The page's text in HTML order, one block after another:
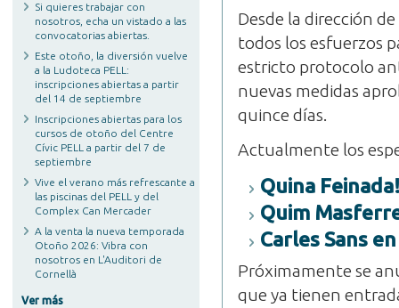
Si quieres trabajar con
nosotros, echa un vistado a las
convocatorias abiertas.
Este otoño, la diversión vuelve
a la Ludoteca PELL:
inscripciones abiertas a partir
del 14 de septiembre
Inscripciones abiertas para los
cursos de otoño del Centre
Cívic PELL a partir del 7 de
septiembre
Vive el verano más refrescante a
las piscinas del PELL y del
Complex Can Mercader
A la venta la nueva temporada
Otoño 2026: Vibra con
nosotros en L'Auditori de
Cornellà
Ver más
Desde la dirección
todos los esfuerzos
estricto protocolo
nuevas medidas
quince días.
Actualmente los
Quina
Quim
Carles Sans
Próximamente se
que ya tienen